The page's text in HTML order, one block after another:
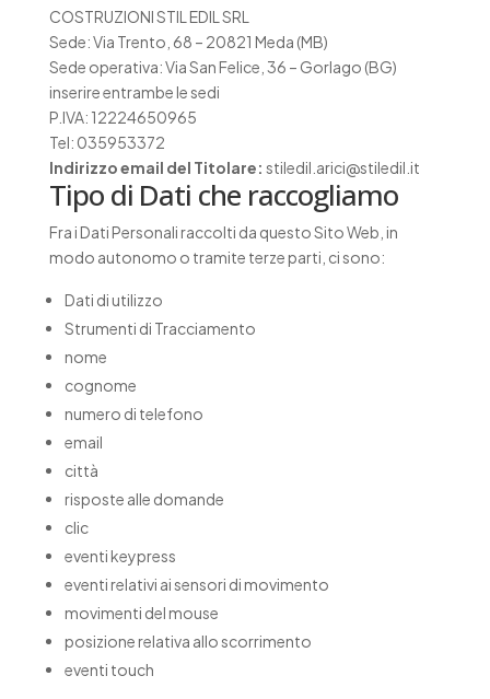
COSTRUZIONI STIL EDIL SRL
Sede: Via Trento, 68 – 20821 Meda (MB)
Sede operativa: Via San Felice, 36 – Gorlago (BG)
inserire entrambe le sedi
P.IVA: 12224650965
Tel: 035953372
Indirizzo email del Titolare: stiledil.arici@stiledil.it
Tipo di Dati che raccogliamo
Fra i Dati Personali raccolti da questo Sito Web, in
modo autonomo o tramite terze parti, ci sono:
Dati di utilizzo
Strumenti di Tracciamento
nome
cognome
numero di telefono
email
città
risposte alle domande
clic
eventi keypress
eventi relativi ai sensori di movimento
movimenti del mouse
posizione relativa allo scorrimento
eventi touch